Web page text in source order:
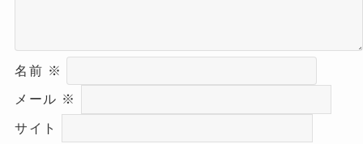
名前 ※
メール ※
サイト